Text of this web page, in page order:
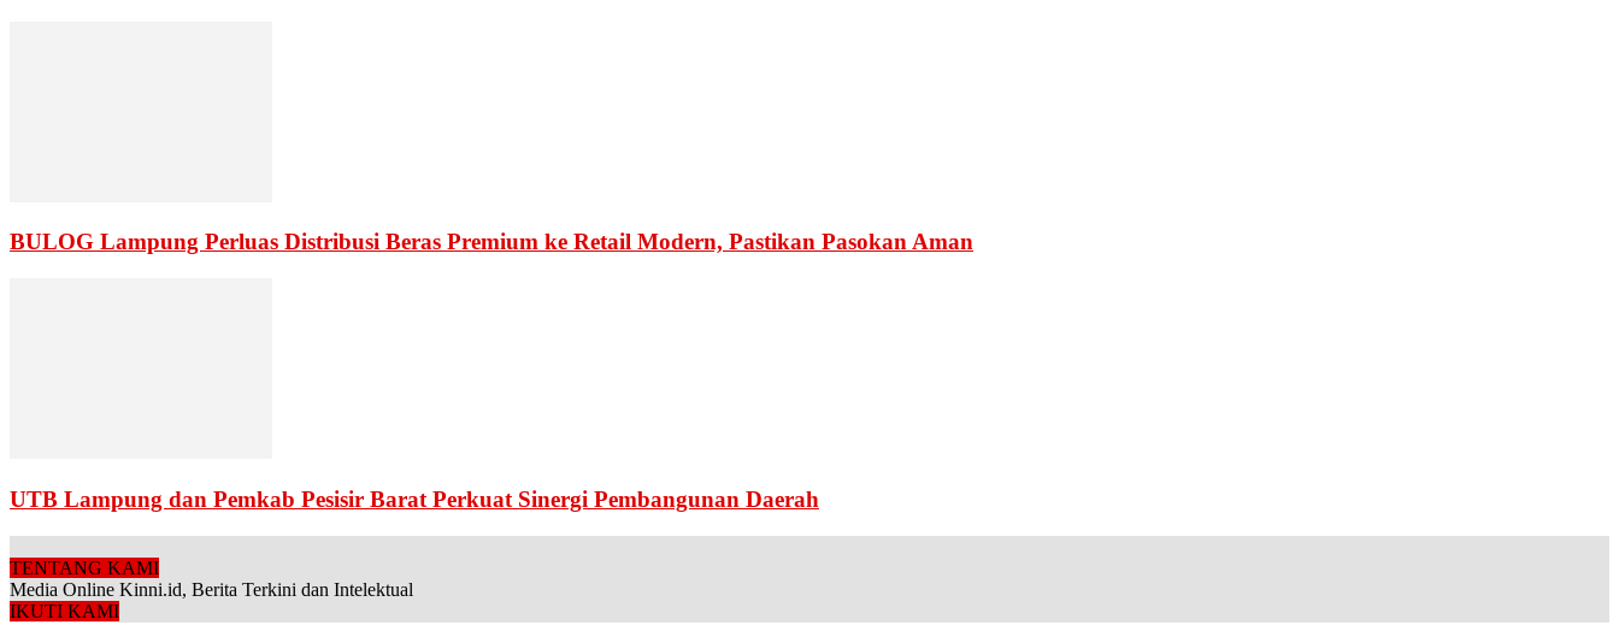
BULOG Lampung Perluas Distribusi Beras Premium ke Retail Modern, Pastikan Pasokan Aman
UTB Lampung dan Pemkab Pesisir Barat Perkuat Sinergi Pembangunan Daerah
TENTANG KAMI
Media Online Kinni.id, Berita Terkini dan Intelektual
IKUTI KAMI